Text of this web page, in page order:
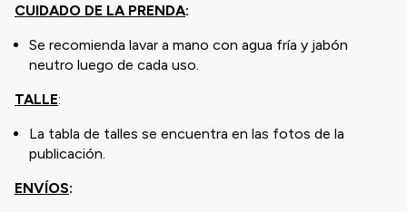
CUIDADO DE LA PRENDA:
Se recomienda lavar a mano con agua fría y jabón
neutro luego de cada uso.
TALLE:
La tabla de talles se encuentra en las fotos de la
publicación.
ENVÍOS: